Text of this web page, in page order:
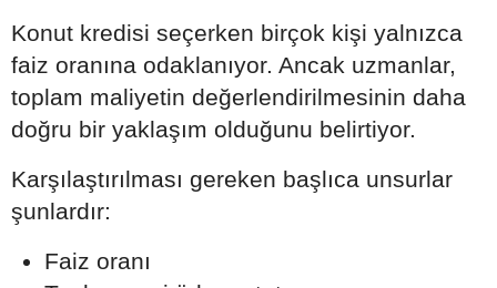
Konut kredisi seçerken birçok kişi yalnızca
faiz oranına odaklanıyor. Ancak uzmanlar,
toplam maliyetin değerlendirilmesinin daha
doğru bir yaklaşım olduğunu belirtiyor.
Karşılaştırılması gereken başlıca unsurlar
şunlardır:
Faiz oranı